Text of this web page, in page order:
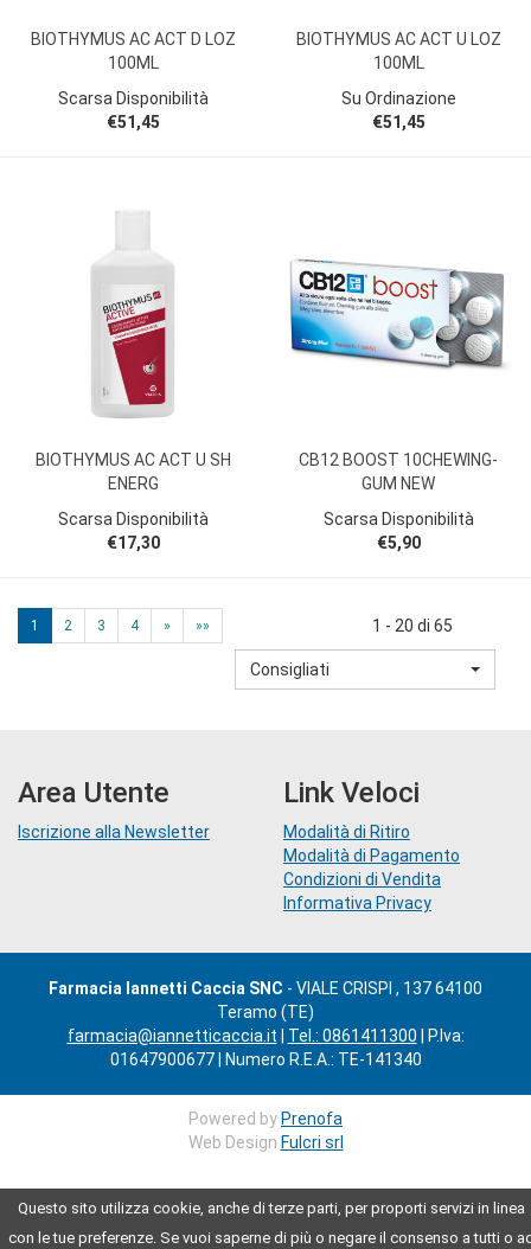
Questo sito utilizza cookie, anche di terze parti, per proporti servizi in linea
con le tue preferenze. Se vuoi saperne di più o negare il consenso a tutti o
BIOTHYMUS AC ACT D LOZ
100ML
Scarsa Disponibilità
€51,45
BIOTHYMUS AC ACT U LOZ
100ML
Su Ordinazione
€51,45
BIOTHYMUS AC ACT U SH
ENERG
Scarsa Disponibilità
€17,30
CB12 BOOST 10CHEWING-
GUM NEW
Scarsa Disponibilità
€5,90
1 2 3 4 » »» 1 - 20 di 65
Consigliati
Area Utente
Iscrizione alla Newsletter
Link Veloci
Modalità di Ritiro
Modalità di Pagamento
Condizioni di Vendita
Informativa Privacy
Farmacia Iannetti Caccia SNC - VIALE CRISPI , 137 64100
Teramo (TE)
farmacia@iannetticaccia.it | Tel.: 0861411300 | P.Iva:
01647900677 | Numero R.E.A.: TE-141340
Powered byPrenofa
Web Design Fulcri srl